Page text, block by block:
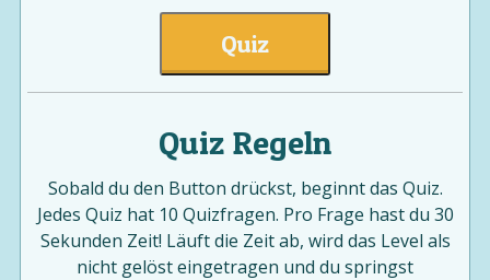
Quiz
Quiz Regeln
Sobald du den Button drückst, beginnt das Quiz.
Jedes Quiz hat 10 Quizfragen. Pro Frage hast du 30
Sekunden Zeit! Läuft die Zeit ab, wird das Level als
nicht gelöst eingetragen und du springst